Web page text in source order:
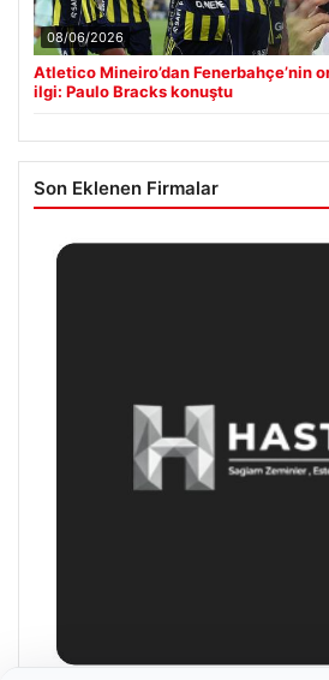
08/06/2026
Atletico Mineiro’dan Fenerbahçe’nin
ilgi: Paulo Bracks konuştu
Son Eklenen Firmalar